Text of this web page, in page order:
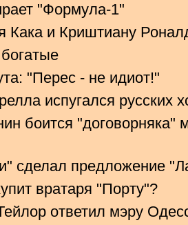
"Формула-1"
Кака и Криштиану
"Перес - не идиот!"
испугался русских
боится
сделал предложение
вратаря "Порту"?
ответил мэру